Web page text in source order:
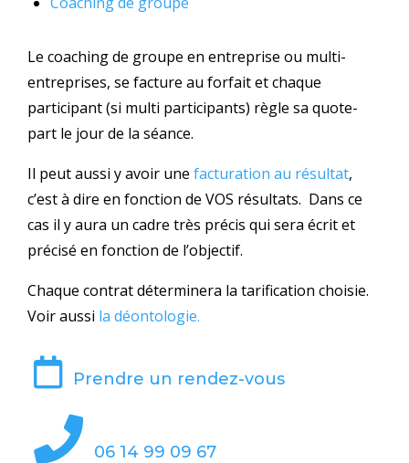
Le coaching de groupe en entreprise ou multi-
entreprises, se facture au forfait et chaque
participant (si multi participants) règle sa quote-
part le jour de la séance.
Il peut aussi y avoir une facturation au résultat,
c’est à dire en fonction de VOS résultats. Dans ce
cas il y aura un cadre très précis qui sera écrit et
précisé en fonction de l’objectif.
Chaque contrat déterminera la tarification choisie.
Voir aussi la déontologie.
Prendre un rendez-vous
06 14 99 09 67